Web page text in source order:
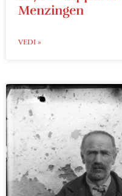
Menzingen
VEDI »